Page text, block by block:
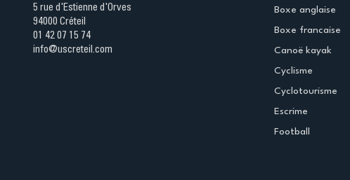
5 rue d'Estienne d'Orves
94000 Créteil
01 42 07 15 74
info@uscreteil.com
Boxe anglaise
Boxe francaise
Canoë kayak
Cyclisme
Cyclotourisme
Escrime
Football